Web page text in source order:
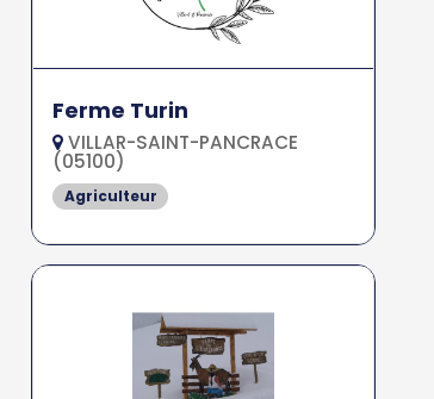
Ferme Turin
VILLAR-SAINT-PANCRACE
(05100)
Agriculteur